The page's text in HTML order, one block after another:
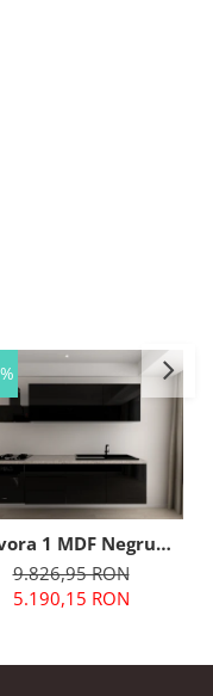
1 MDF Negru
Lucios - Set Mobilă
Modulară
MDF 3.6m
Prin Apăsare
9.826,95 RON
5.190,15 RON